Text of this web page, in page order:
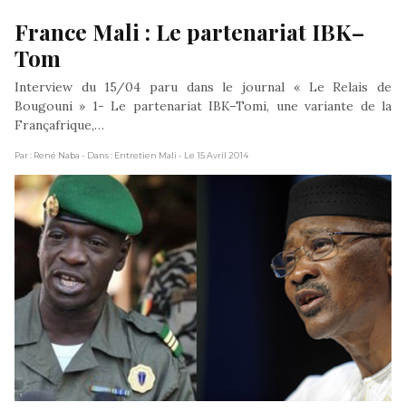
France Mali : Le partenariat IBK–
Tom
Interview du 15/04 paru dans le journal « Le Relais de
Bougouni » 1- Le partenariat IBK–Tomi, une variante de la
Françafrique,…
Par : René Naba - Dans : Entretien Mali - Le 15 Avril 2014